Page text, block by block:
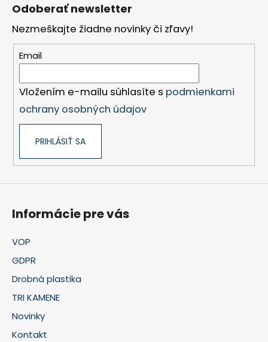
Odoberať newsletter
Nezmeškajte žiadne novinky či zľavy!
Email
Vložením e-mailu súhlasíte s podmienkami
ochrany osobných údajov
PRIHLÁSIŤ SA
Informácie pre vás
VOP
GDPR
Drobná plastika
TRI KAMENE
Novinky
Kontakt